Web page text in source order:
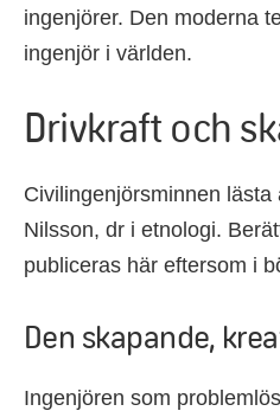
ingenjörer. Den moderna
ingenjör i världen.
Drivkraft och
Civilingenjörsminnen
Nilsson, dr i etnologi.
publiceras här eftersom i
Den skapande,
Ingenjören som